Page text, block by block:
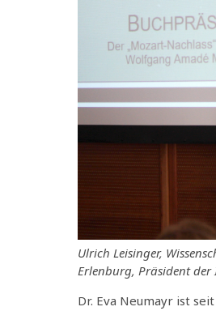
Ulrich Leisinger,
Erlenburg, Präsident der
Dr. Eva Neumayr ist